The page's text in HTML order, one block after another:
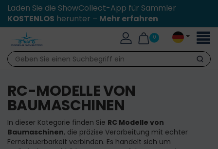
Laden Sie die ShowCollect-App für Sammler
KOSTENLOS herunter – Mehr erfahren
0
Suche
RC-MODELLE VON
BAUMASCHINEN
In dieser Kategorie finden Sie RC Modelle von
Baumaschinen, die präzise Verarbeitung mit echter
Fernsteuerbarkeit verbinden. Es handelt sich um